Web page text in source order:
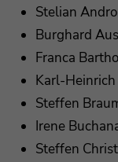
Stelian
Burghard
Franca
Karl-
Steffen
Irene
Steffen